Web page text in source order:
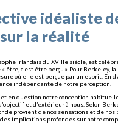
idéaliste
la réalité
irlandais du XVIIIe siècle, est
être, c’est être perçu ». Pour Berkeley,
où elle est perçue par un esprit. En
indépendante de notre perception.
en question notre conception
et d’extérieur à nous. Selon
provient de nos sensations et de
implications profondes sur notre